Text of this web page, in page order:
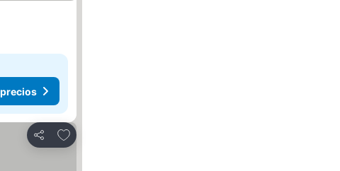
Compartir
Añadir a favoritos